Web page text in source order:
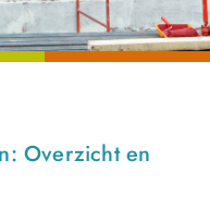
Overzicht en